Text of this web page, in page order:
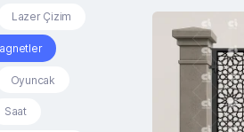
Lazer Çizim
Oyuncak
Saat